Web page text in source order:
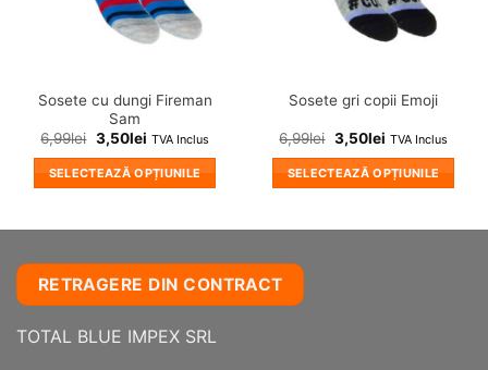
Sosete cu dungi Fireman
Sam
6,99lei 3,50lei TVA Inclus
SELECTEAZĂ OPȚIUNILE
mai
multe
Opțiunile
Sosete gri copii Emoji
6,99lei 3,50lei TVA Inclus
SELECTEAZĂ OPȚIUNILE
RETRAGERE DIN CONTRACT
TOTAL BLUE IMPEX SRL